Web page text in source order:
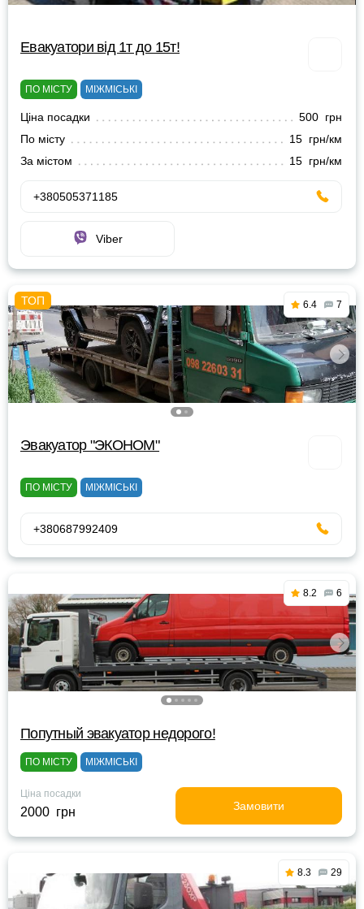
Евакуатори від 1т до 15т!
ПО МІСТУ МІЖМІСЬКІ
Ціна посадки
500 грн
По місту
15 грн/км
За містом
15 грн/км
+380505371185
Viber
6.4 7
Эвакуатор "ЭКОНОМ"
ПО МІСТУ МІЖМІСЬКІ
+380687992409
8.2 6
Попутный эвакуатор недорого!
ПО МІСТУ МІЖМІСЬКІ
Ціна посадки
2000 грн Замовити
8.3 29